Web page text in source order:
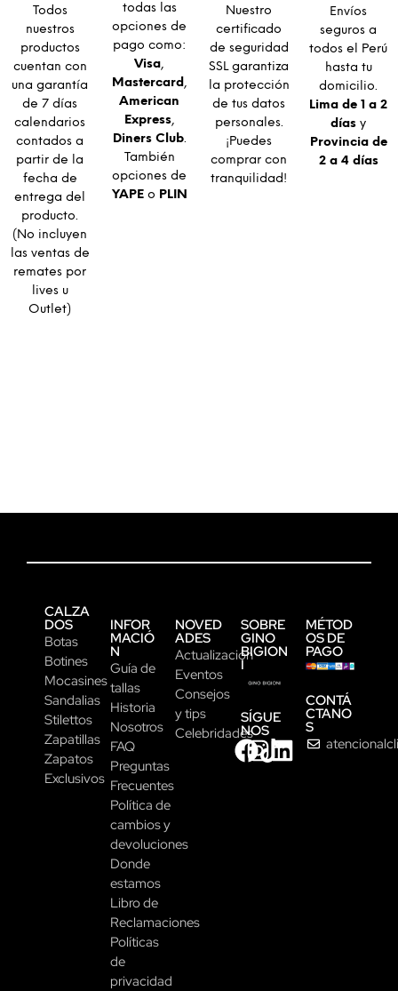
Todos
nuestros
productos
cuentan con
una garantía
de 7 días
calendarios
contados a
partir de la
fecha de
entrega del
producto.
(No incluyen
las ventas de
remates por
lives u
Outlet)
todas las
opciones de
pago como:
Visa,
Mastercard ,
American
Express,
Diners Club.
También
opciones de
YAPEo PLIN
Nuestro
certificado
de seguridad
SSL garantiza
la protección
de tus datos
personales.
¡Puedes
comprar con
tranquilidad!
Envíos
seguros a
todos el Perú
hasta tu
domicilio.
Lima de 1 a 2
días y
Provincia de
2 a 4 días
CALZA
DOS
Botas
Botines
Mocasines
Sandalias
Stilettos
Zapatillas
Zapatos
Exclusivos
INFOR
MACIÓ
N
Guía de
tallas
Historia
Nosotros
FAQ
Preguntas
Frecuentes
Política de
cambios y
devoluciones
Donde
estamos
Libro de
Reclamaciones
Políticas
de
privacidad
NOVED
ADES
Actualización
Eventos
Consejos
y tips
Celebridades
SOBRE
GINO
BIGION
I
SÍGUE
NOS
MÉTOD
OS DE
PAGO
CONTÁ
CTANO
S